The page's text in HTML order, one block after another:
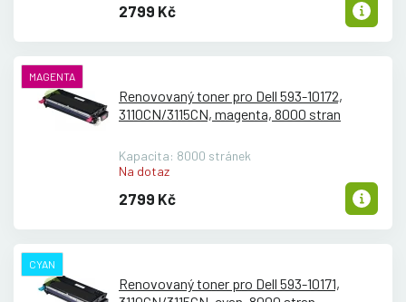
2799 Kč
MAGENTA
Renovovaný toner pro Dell 593-10172,
3110CN/3115CN, magenta, 8000 stran
Kapacita: 8000 stránek
Na dotaz
2799 Kč
CYAN
Renovovaný toner pro Dell 593-10171,